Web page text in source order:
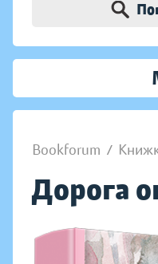
Bookforum /
Дорога